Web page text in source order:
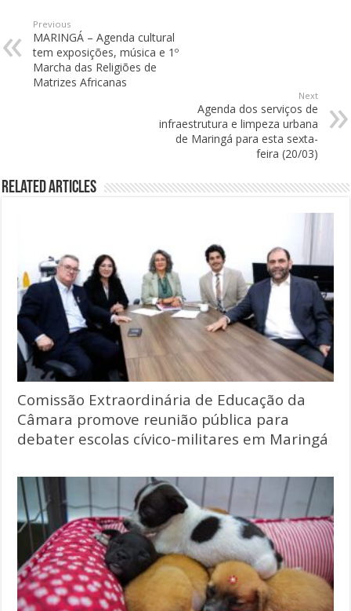
Previous
MARINGÁ – Agenda cultural
tem exposições, música e 1º
Marcha das Religiões de
Matrizes Africanas
Next
Agenda dos serviços de
infraestrutura e limpeza urbana
de Maringá para esta sexta-
feira (20/03)
Related Articles
Comissão Extraordinária de Educação da
Câmara promove reunião pública para
debater escolas cívico-militares em Maringá